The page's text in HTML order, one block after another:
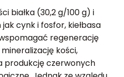
białka (30,2 g/100 g) i
cynk i fosfor, kiełbasa
regenerację
kości,
produkcję czerwonych